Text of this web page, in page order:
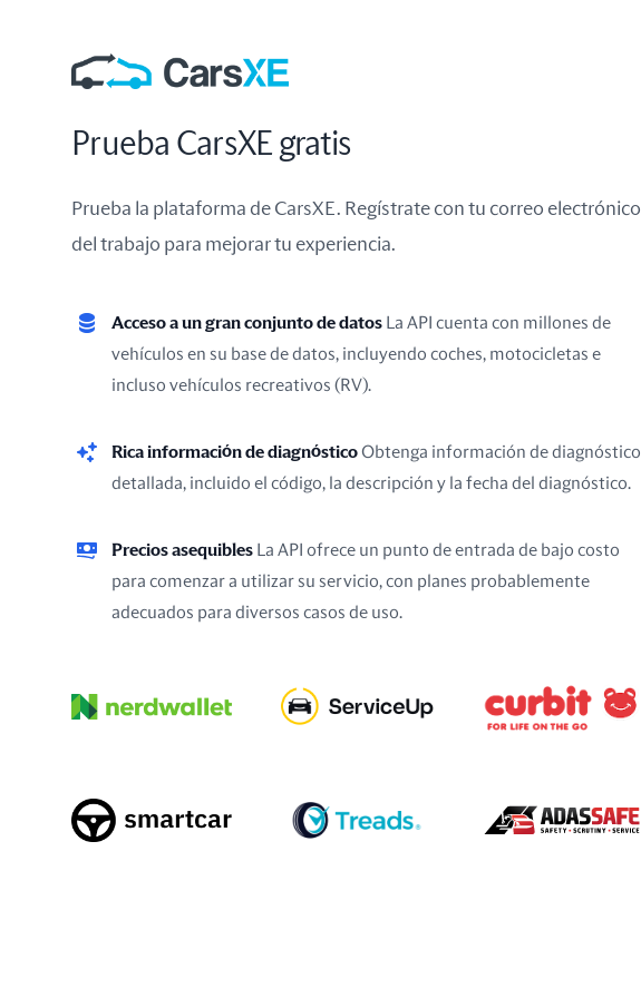
Prueba CarsXE gratis
Prueba la plataforma de CarsXE. Regístrate con tu correo electrónico
del trabajo para mejorar tu experiencia.
Acceso a un gran conjunto de datos
La API cuenta con millones de
vehículos en su base de datos, incluyendo coches, motocicletas e
incluso vehículos recreativos (RV).
Rica información de diagnósticoObtenga información de diagnóstico
detallada, incluido el código, la descripción y la fecha del diagnóstico.
Precios asequibles
La API ofrece un punto de entrada de bajo costo
para comenzar a utilizar su servicio, con planes probablemente
adecuados para diversos casos de uso.